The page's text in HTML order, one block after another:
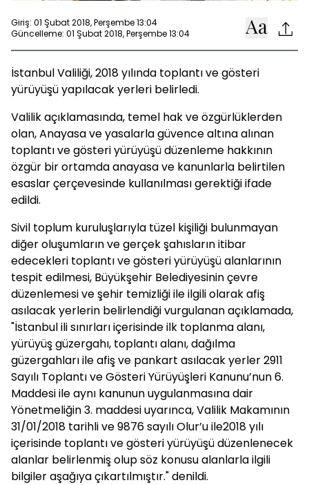
Giriş: 01 Şubat 2018, Perşembe 13:04
Güncelleme: 01 Şubat 2018, Perşembe 13:04
İstanbul Valiliği, 2018 yılında toplantı ve gösteri
yürüyüşü yapılacak yerleri belirledi.
Valilik açıklamasında, temel hak ve özgürlüklerden
olan, Anayasa ve yasalarla güvence altına alınan
toplantı ve gösteri yürüyüşü düzenleme hakkının
özgür bir ortamda anayasa ve kanunlarla belirtilen
esaslar çerçevesinde kullanılması gerektiği ifade
edildi.
Sivil toplum kuruluşlarıyla tüzel kişiliği bulunmayan
diğer oluşumların ve gerçek şahısların itibar
edecekleri toplantı ve gösteri yürüyüşü alanlarının
tespit edilmesi, Büyükşehir Belediyesinin çevre
düzenlemesi ve şehir temizliği ile ilgili olarak afiş
asılacak yerlerin belirlendiği vurgulanan açıklamada,
"İstanbul ili sınırları içerisinde ilk toplanma alanı,
yürüyüş güzergahı, toplantı alanı, dağılma
güzergahları ile afiş ve pankart asılacak yerler 2911
Sayılı Toplantı ve Gösteri Yürüyüşleri Kanunu’nun 6.
Maddesi ile aynı kanunun uygulanmasına dair
Yönetmeliğin 3. maddesi uyarınca, Valilik Makamının
31/01/2018 tarihli ve 9876 sayılı Olur’u ile2018 yılı
içerisinde toplantı ve gösteri yürüyüşü düzenlenecek
alanlar belirlenmiş olup söz konusu alanlarla ilgili
bilgiler aşağıya çıkartılmıştır." denildi.